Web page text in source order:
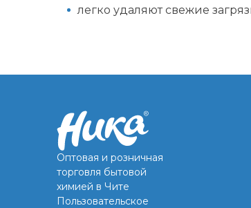
легко удаляют свежие
Оптовая и розничная
торговля бытовой
химией в Чите
Пользовательское